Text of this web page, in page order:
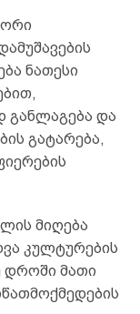
ნათესი
განლაგება და
გატარება,
მიღება
კულტურების
დროში მათი